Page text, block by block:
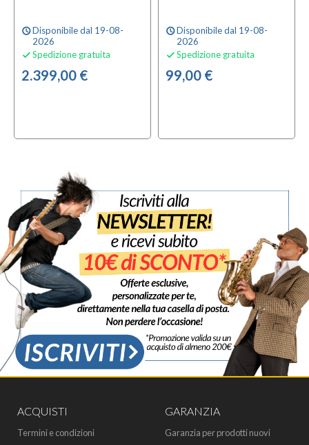
scheduleDisponibile dal 19-08-
2026
 Spedizione gratuita
2.399,00 €
scheduleDisponibile dal 19-08-
2026
 Spedizione gratuita
99,00 €
ACQUISTI
Termini e condizioni
GARANZIA
Garanzia per prodotti nuovi